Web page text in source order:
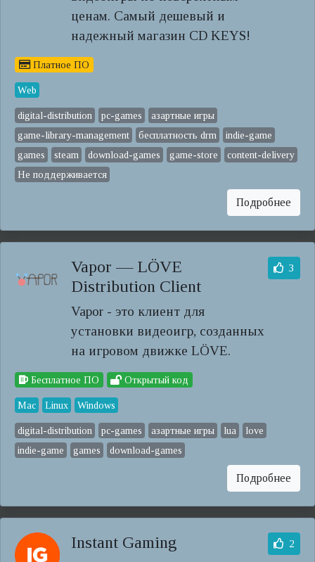
ценам. Самый дешевый и
надежный магазин CD KEYS!
Платное ПО
Web
digital-distribution pc-games
азартные игры
game-library-management
бесплатность drm
indie-game
games
steam download-games game-store
content-delivery
Не поддерживается
Подробнее
Vapor — LÖVE
Distribution Client
Vapor - это клиент для
установки видеоигр, созданных
на игровом движке LÖVE.
3
Бесплатное ПО Открытый код
Mac Linux Windows
digital-distribution pc-games азартные игры lua
love
indie-game
games download-games
Подробнее
Instant Gaming 2